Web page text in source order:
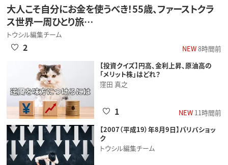
大人こそ自分にお金を使うべき！55歳、ファーストクラ
ス世界一周ひとり旅…
トウシル編集チーム
NEW8時間前
2
【投資クイズ】円高、金利上昇、原油高の
「メリット株」はどれ？
窪田 真之
NEW11時間前
1
【2007（平成19）年8月9日】パリバショッ
ク
トウシル編集チーム